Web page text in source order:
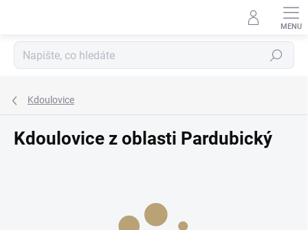
Hledat
Kdoulovice
Kdoulovice z oblasti Pardubický